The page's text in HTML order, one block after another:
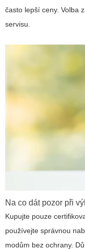
často lepší ceny. Volba
servisu.
Na co dát pozor při
Kupujte pouze
používejte správnou
modům bez ochrany.